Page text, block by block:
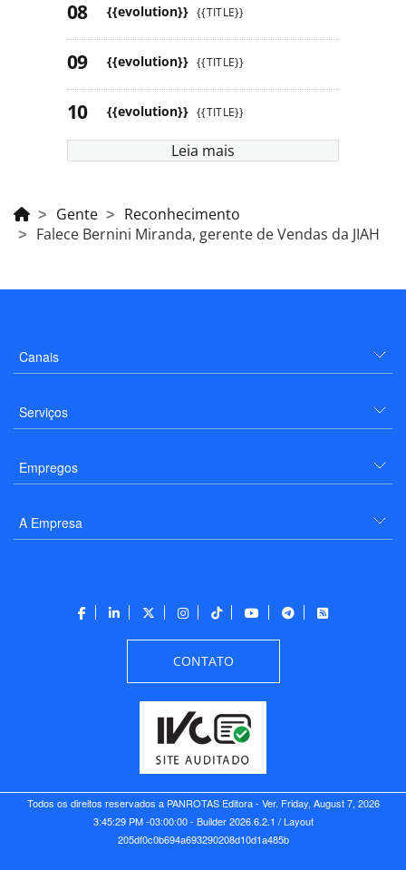
{{evolution}} {{TITLE}}
{{evolution}} {{TITLE}}
{{evolution}} {{TITLE}}
Leia mais
Gente
Reconhecimento
Falece Bernini Miranda, gerente de Vendas da JIAH
Canais
Serviços
Empregos
A Empresa
CONTATO
Todos os direitos reservados a PANROTAS Editora - Ver. Friday, August 7, 2026
3:45:29 PM -03:00:00 - Builder 2026.6.2.1 / Layout
205df0c0b694a693290208d10d1a485b